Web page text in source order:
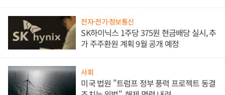
전자·전기·정보통신
SK하이닉스 1주당 375원 현금배당 실시, 추
가 주주환원 계획 9월 공개 예정
사회
미국 법원 "트럼프 정부 풍력 프로젝트 동결